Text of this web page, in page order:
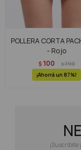
POLLERA CORTA
- Rojo
$ 100 $790
87